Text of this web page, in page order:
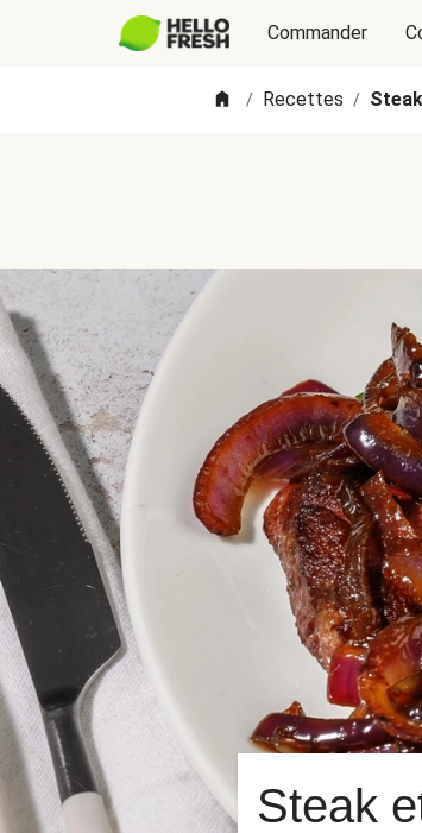
Commander
/ Recettes /
Steak